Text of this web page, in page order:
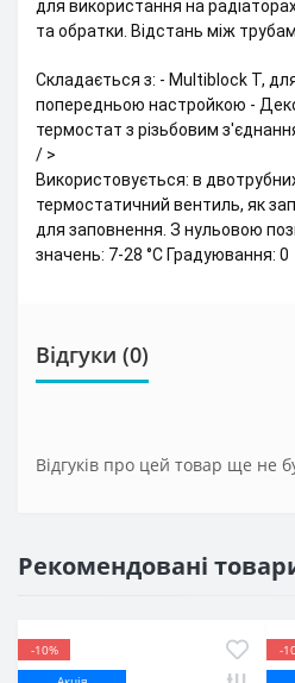
для використання на
та обратки. Відстань між
Складається з: - Multiblock T,
попередньою настройкою -
термостат з різьбовим
/ >
Використовується: в
термостатичний вентиль, як
для заповнення. З нульовою
значень: 7-28 °C Градуювання:
Відгуки (0)
Відгуків про цей товар ще не
Рекомендовані
-10%
-